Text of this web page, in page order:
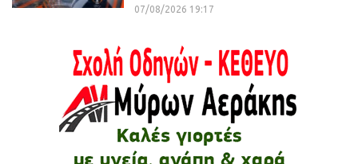
07/08/2026 19:17